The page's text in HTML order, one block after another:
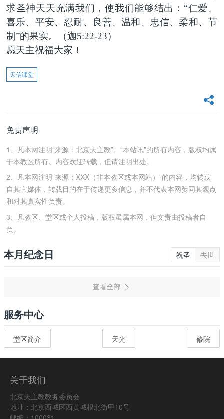
求圣神天天充满我们，使我们能够结出：“仁爱、
喜乐、平安、忍耐、良善、温和、忠信、柔和、节
制”的果实。（迦5:22-23）
愿天主祝福大家！
天信课堂
免责声明
1、凡本网注明“来源：北京天主教”、“本站讯”的所有内容，版权均属
于本教区所有。内容欢迎转载，但请注明出处。
2、凡本网注明“来源：XXX（非本教区或本网站）”的内容，均转载
自其它媒体，转载目的在于传递更多信息，并不代表本网赞同其观点
和对其真实性负责。
3、凡教区、堂区或个人投稿，版权虽属本网，但文责由投稿者自
负。
本月纪念日 祝圣 去世
服务中心
堂区简介 天光 修院
关于我们
北京天主教教务委员会
地址：北京西城区西黄城根北街甲10号